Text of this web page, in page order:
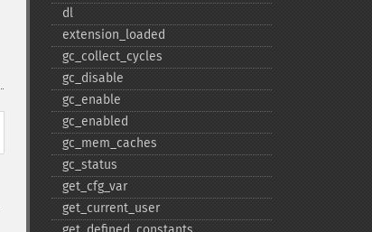
dl
extension_​loaded
gc_​collect_​cycles
gc_​disable
gc_​enable
gc_​enabled
gc_​mem_​caches
gc_​status
get_​cfg_​var
get_​current_​user